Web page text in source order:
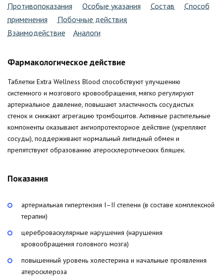
Противопоказания
Особые указания Состав
Способ
применения
Побочные действия
Взаимодействие
Аналоги
Фармакологическое действие
Таблетки Extra Wellness Blood способствуют улучшению
системного и мозгового кровообращения, мягко регулируют
артериальное давление, повышают эластичность сосудистых
стенок и снижают агрегацию тромбоцитов. Активные растительные
компоненты оказывают ангиопротекторное действие (укрепляют
сосуды), поддерживают нормальный липидный обмен и
препятствуют образованию атеросклеротических бляшек.
Показания
артериальная гипертензия I–II степени (в составе комплексной
терапии)
цереброваскулярные нарушения (нарушения
кровообращения головного мозга)
повышенный уровень холестерина и начальные проявления
атеросклероза